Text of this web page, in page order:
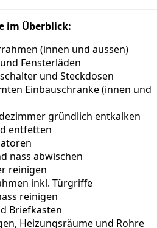
im Überblick:
(innen und aussen)
Fensterläden
und Steckdosen
Einbauschränke (innen und
gründlich entkalken
entfetten
nass abwischen
reinigen
inkl. Türgriffe
reinigen
Briefkasten
Heizungsräume und Rohre